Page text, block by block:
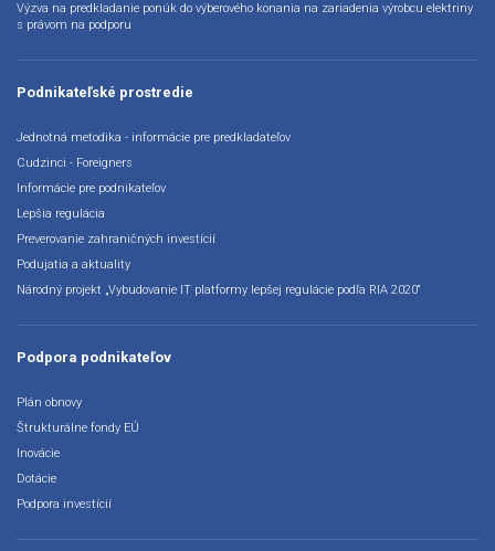
Výzva na predkladanie ponúk do výberového konania na zariadenia výrobcu elektriny
s právom na podporu
Podnikateľské prostredie
Jednotná metodika - informácie pre predkladateľov
Cudzinci - Foreigners
Informácie pre podnikateľov
Lepšia regulácia
Preverovanie zahraničných investícií
Podujatia a aktuality
Národný projekt „Vybudovanie IT platformy lepšej regulácie podľa RIA 2020“
Podpora podnikateľov
Plán obnovy
Štrukturálne fondy EÚ
Inovácie
Dotácie
Podpora investícií